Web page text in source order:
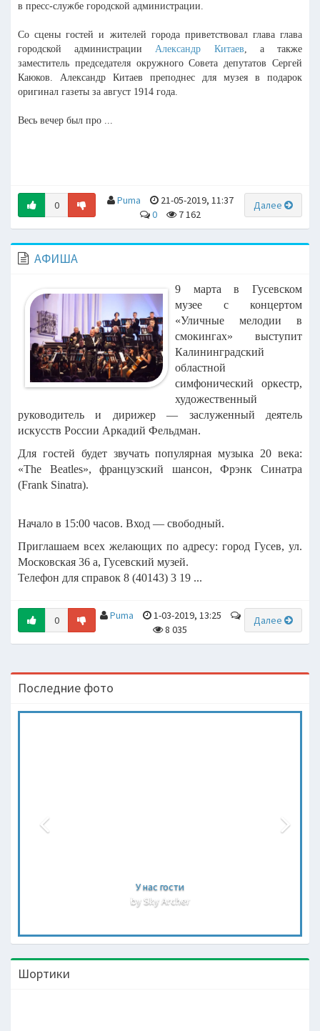
в пресс-службе городской администрации.
Со сцены гостей и жителей города приветствовал глава глава
городской администрацииАлександр Китаев, а также
заместитель председателя окружного Совета депутатов Сергей
Каюков. Александр Китаев преподнес для музея в подарок
оригинал газеты за август 1914 года.
Весь вечер был про ...
0 Далее
Puma
21-05-2019, 11:37
0
7 162
АФИША
9 марта в Гусевском
музее с концертом
«Уличные мелодии в
смокингах» выступит
Калининградский
областной
симфонический оркестр,
художественный
руководитель и дирижер — заслуженный деятель
искусств России Аркадий Фельдман.
Для гостей будет звучать популярная музыка 20 века:
«The Beatles», французский шансон, Фрэнк Синатра
(Frank Sinatra).
Начало в 15:00 часов. Вход — свободный.
Приглашаем всех желающих по адресу: город Гусев, ул.
Московская 36 а, Гусевский музей.
Телефон для справок 8 (40143) 3 19 ...
0 Далее
Puma
1-03-2019, 13:25
8 035
Последние фото
У нас гости
by Sky Archer
Шортики